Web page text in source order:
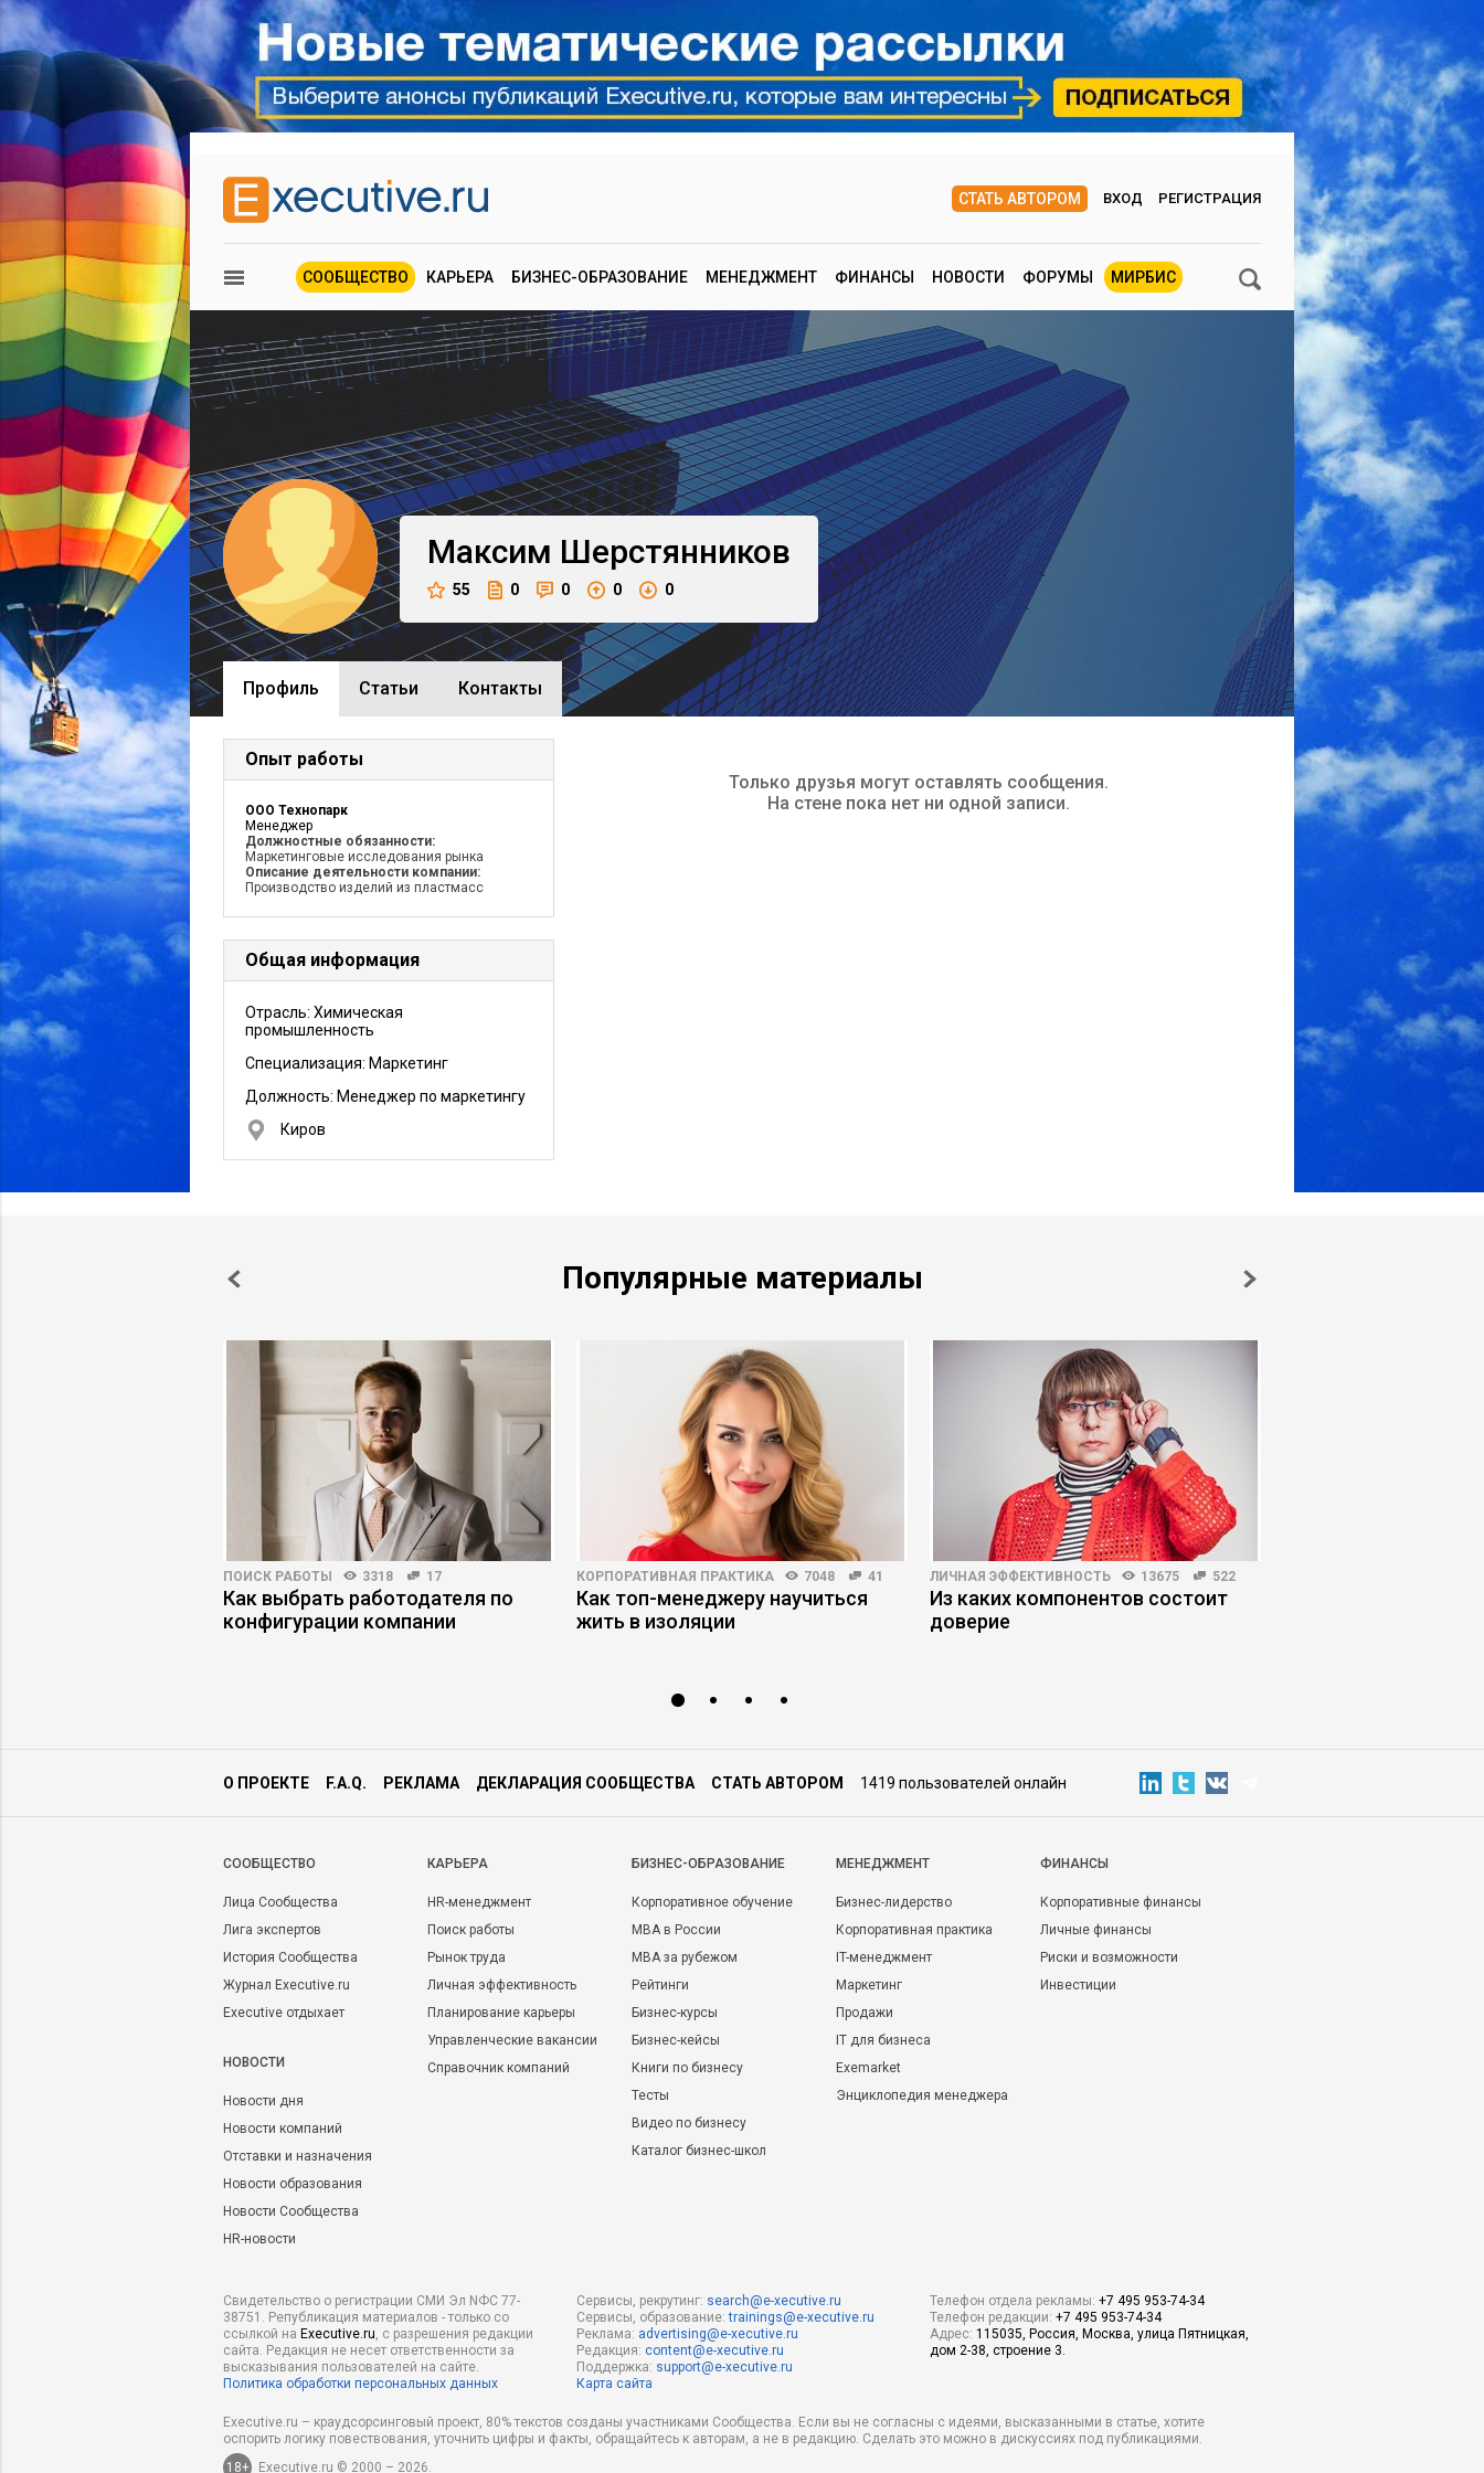
СТАТЬ АВТОРОМ ВХОД РЕГИСТРАЦИЯ
СООБЩЕСТВО КАРЬЕРА БИЗНЕС-ОБРАЗОВАНИЕ МЕНЕДЖМЕНТ ФИНАНСЫ НОВОСТИ ФОРУМЫ МИРБИС
Максим Шерстянников
55 0 0 0 0
Профиль Cтатьи Контакты
Опыт работы
ООО Технопарк
Менеджер
Должностные обязанности:
Маркетинговые исследования рынка
Описание деятельности компании:
Производство изделий из пластмасс
Общая информация
Отрасль: Химическая
промышленность
Специализация: Маркетинг
Должность: Менеджер по маркетингу
Киров
Только друзья могут оставлять сообщения.
На стене пока нет ни одной записи.
Популярные материалы
ПОИСК РАБОТЫ 3318 17
Как выбрать работодателя по
конфигурации компании
КОРПОРАТИВНАЯ ПРАКТИКА 7048 41
Как топ-менеджеру научиться
жить в изоляции
ЛИЧНАЯ ЭФФЕКТИВНОСТЬ 13675 522
Из каких компонентов состоит
доверие
О ПРОЕКТЕ F.A.Q. РЕКЛАМА ДЕКЛАРАЦИЯ СООБЩЕСТВА СТАТЬ АВТОРОМ 1419 пользователей онлайн
CООБЩЕСТВО
Лица Сообщества
Лига экспертов
История Сообщества
Журнал Executive.ru
Executive отдыхает
НОВОСТИ
Новости дня
Новости компаний
Отставки и назначения
Новости образования
Новости Сообщества
HR-новости
КАРЬЕРА
HR-менеджмент
Поиск работы
Рынок труда
Личная эффективность
Планирование карьеры
Управленческие вакансии
Справочник компаний
БИЗНЕС-ОБРАЗОВАНИЕ
Корпоративное обучение
MBA в России
MBA за рубежом
Рейтинги
Бизнес-курсы
Бизнес-кейсы
Книги по бизнесу
Тесты
Видео по бизнесу
Каталог бизнес-школ
МЕНЕДЖМЕНТ
Бизнес-лидерство
Корпоративная практика
IT-менеджмент
Маркетинг
Продажи
IT для бизнеса
Exemarket
Энциклопедия менеджера
ФИНАНСЫ
Корпоративные финансы
Личные финансы
Риски и возможности
Инвестиции
Свидетельство о регистрации СМИ Эл NФС 77-
38751. Републикация материалов - только со
ссылкой на Executive.ru, с разрешения редакции
сайта. Редакция не несет ответственности за
высказывания пользователей на сайте.
Политика обработки персональных данных
Сервисы, рекрутинг: search@e-xecutive.ru
Сервисы, образование:trainings@e-xecutive.ru
Реклама: advertising@e-xecutive.ru
Редакция: content@e-xecutive.ru
Поддержка: support@e-xecutive.ru
Карта сайта
Телефон отдела рекламы: +7 495 953-74-34
Телефон редакции: +7 495 953-74-34
Адрес: 115035, Россия, Москва, улица Пятницкая,
дом 2-38, строение 3.
Executive.ru – краудсорсинговый проект, 80% текстов созданы участниками Сообщества. Если вы не согласны с идеями, высказанными в статье, хотите
оспорить логику повествования, уточнить цифры и факты, обращайтесь к авторам, а не в редакцию. Сделать это можно в дискуссиях под публикациями.
18+
Executive.ru © 2000 – 2026.